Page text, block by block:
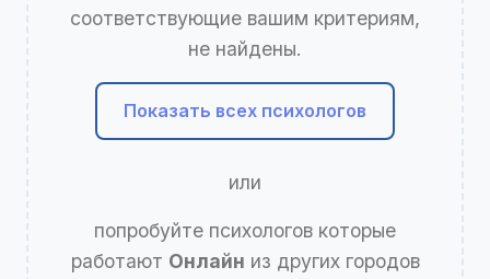
соответствующие вашим критериям,
не найдены.
Показать всех психологов
или
попробуйте психологов которые
работают Онлайн из других городов